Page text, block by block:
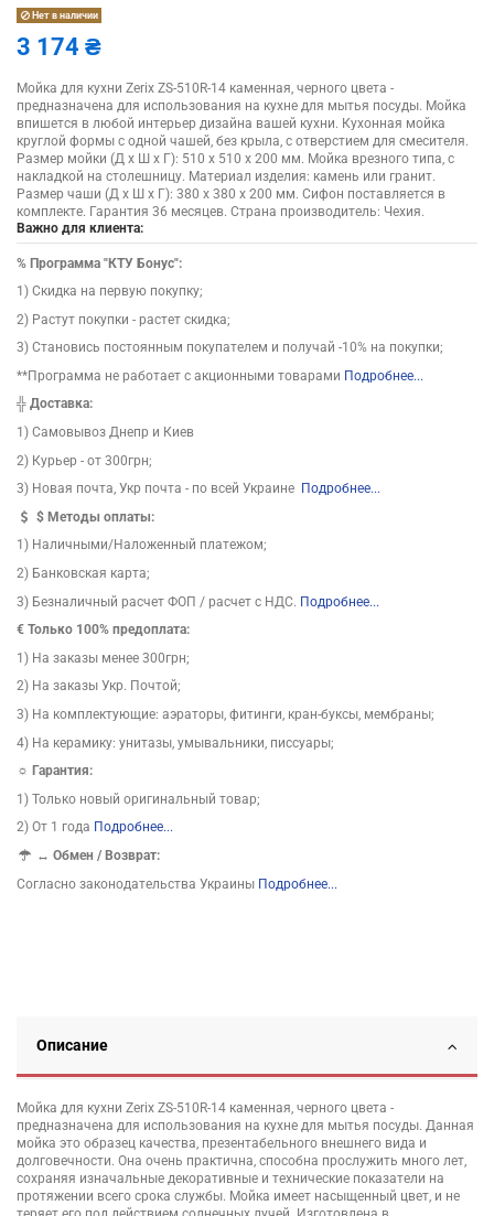
Нет в наличии
3 174 ₴
Мойка для кухни Zerix ZS-510R-14 каменная, черного цвета -
предназначена для использования на кухне для мытья посуды. Мойка
впишется в любой интерьер дизайна вашей кухни. Кухонная мойка
круглой формы с одной чашей, без крыла, с отверстием для смесителя.
Размер мойки (Д х Ш х Г): 510 х 510 х 200 мм. Мойка врезного типа, с
накладкой на столешницу. Материал изделия: камень или гранит.
Размер чаши (Д х Ш х Г): 380 х 380 х 200 мм. Сифон поставляется в
комплекте. Гарантия 36 месяцев. Страна производитель: Чехия.
Важно для клиента:
% Программа "КТУ Бонус":
1) Скидка на первую покупку;
2) Растут покупки - растет скидка;
3) Становись постоянным покупателем и получай -10% на покупки;
**Программа не работает с акционными товарами Подробнее...
╬ Доставка:
1) Самовывоз Днепр и Киев
2) Курьер - от 300грн;
3) Новая почта, Укр почта - по всей Украине Подробнее...
$Методы оплаты:
1) Наличными/Наложенный платежом;
2) Банковская карта;
3) Безналичный расчет ФОП / расчет с НДС. Подробнее...
€ Только 100% предоплата:
1) На заказы менее 300грн;
2) На заказы Укр. Почтой;
3) На комплектующие: аэраторы, фитинги, кран-буксы, мембраны;
4) На керамику: унитазы, умывальники, писсуары;
☼ Гарантия:
1) Только новый оригинальный товар;
2) От 1 года Подробнее...
↔Обмен / Возврат:
Согласно законодательства Украины Подробнее...
Описание
Мойка для кухни Zerix ZS-510R-14 каменная, черного цвета -
предназначена для использования на кухне для мытья посуды. Данная
мойка это образец качества, презентабельного внешнего вида и
долговечности. Она очень практична, способна прослужить много лет,
сохраняя изначальные декоративные и технические показатели на
протяжении всего срока службы. Мойка имеет насыщенный цвет, и не